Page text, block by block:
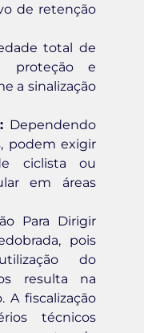
de retenção
total de
proteção e
a sinalização
Dependendo
podem exigir
ciclista ou
em áreas
Para Dirigir
pois
do
resulta na
A fiscalização
técnicos